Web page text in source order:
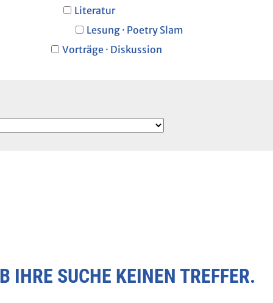
Literatur
Lesung · Poetry Slam
Vorträge · Diskussion
IHRE SUCHE KEINEN TREFFER.